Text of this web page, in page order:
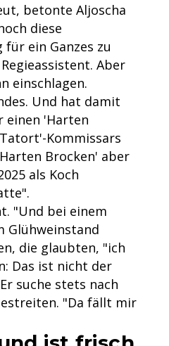
betonte Aljoscha
diese
ein Ganzes zu
Aber
einschlagen.
Und hat damit
einen 'Harten
Kommissars
Brocken' aber
als Koch
"Und bei einem
Glühweinstand
die glaubten, "ich
Das ist nicht der
suche stets nach
"Da fällt mir